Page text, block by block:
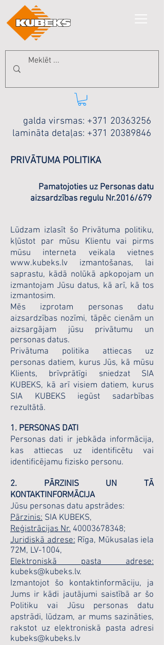
galda virsmas: +371 20363256
lamināta detaļas: +371 20389846
PRIVĀTUMA POLITIKA
Pamatojoties uz Personas datu
aizsardzības regulu Nr.2016/679
Lūdzam izlasīt šo Privātuma politiku,
kļūstot par mūsu Klientu vai pirms
mūsu interneta veikala vietnes
www.kubeks.lv izmantošanas, lai
saprastu, kādā nolūkā apkopojam un
izmantojam Jūsu datus, kā arī, kā tos
izmantosim.
Mēs izprotam personas datu
aizsardzības nozīmi, tāpēc cienām un
aizsargājam jūsu privātumu un
personas datus.
Privātuma politika attiecas uz
personas datiem, kurus Jūs, kā mūsu
Klients, brīvprātīgi sniedzat SIA
KUBEKS, kā arī visiem datiem, kurus
SIA KUBEKS iegūst sadarbības
rezultātā.
1. PERSONAS DATI
Personas dati ir jebkāda informācija,
kas attiecas uz identificētu vai
identificējamu fizisko personu.
2. PĀRZINIS UN TĀ
KONTAKTINFORMĀCIJA
Jūsu personas datu apstrādes:
Pārzinis: SIA KUBEKS,
Reģistrācijas Nr. 40003678348;
Juridiskā adrese:Rīga, Mūkusalas iela
72M, LV-1004,
Elektroniskā pasta adrese:
kubeks@kubeks.lv.
Izmantojot šo kontaktinformāciju, ja
Jums ir kādi jautājumi saistībā ar šo
Politiku vai Jūsu personas datu
apstrādi, lūdzam, ar mums sazināties,
rakstot uz elektroniskā pasta adresi
kubeks@kubeks.lv